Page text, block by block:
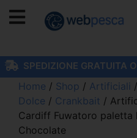
SPEDIZIONE GRATUITA
Home / Shop / Artificiali /
Dolce / Crankbait /
Cardiff Fuwatoro paletta
Chocolate